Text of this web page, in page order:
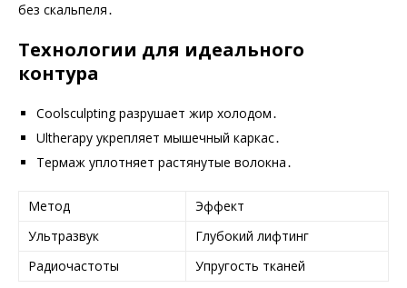
без скальпеля․
Технологии для идеального
контура
Coolsculpting разрушает жир холодом․
Ultherapy укрепляет мышечный каркас․
Термаж уплотняет растянутые волокна․
Метод
Эффект
Ультразвук
Глубокий лифтинг
Радиочастоты
Упругость тканей